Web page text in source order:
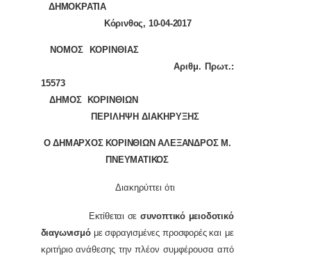
ΔΗΜΟΚΡΑΤΙΑ
Κόρινθος, 10-04-2017
ΝΟΜΟΣ ΚΟΡΙΝΘΙΑΣ
Αριθμ. Πρωτ.:
15573
ΔΗΜΟΣ ΚΟΡΙΝΘΙΩΝ
ΠΕΡΙΛΗΨΗ ΔΙΑΚΗΡΥΞΗΣ
Ο ΔΗΜΑΡΧΟΣ ΚΟΡΙΝΘΙΩΝ ΑΛΕΞΑΝΔΡΟΣ Μ.
ΠΝΕΥΜΑΤΙΚΟΣ
Διακηρύττει ότι
Εκτίθεται σε συνοπτικό μειοδοτικό
διαγωνισμόμε σφραγισμένες προσφορέςκαι με
κριτήριο ανάθεσης την πλέον συμφέρουσα από